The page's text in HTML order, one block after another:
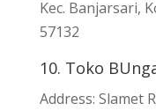
Kec. Banjarsari,
57132
10. Toko
Address: Slamet